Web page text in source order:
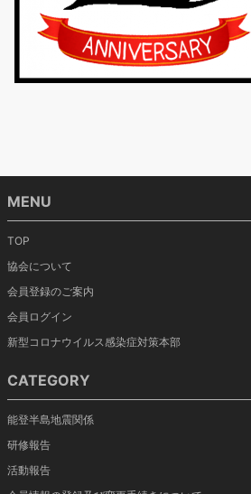
MENU
TOP
協会について
会員登録のご案内
会員ログイン
新型コロナウイルス感染症対策本部
CATEGORY
能登半島地震関係
研修報告
活動報告